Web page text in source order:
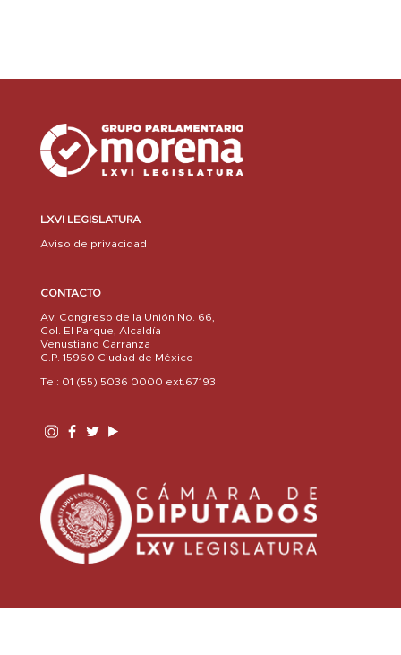
LXVI LEGISLATURA
Aviso de privacidad
CONTACTO
Av. Congreso de la Unión No. 66,
Col. El Parque, Alcaldía
Venustiano Carranza
C.P. 15960 Ciudad de México
Tel: 01 (55) 5036 0000 ext.67193